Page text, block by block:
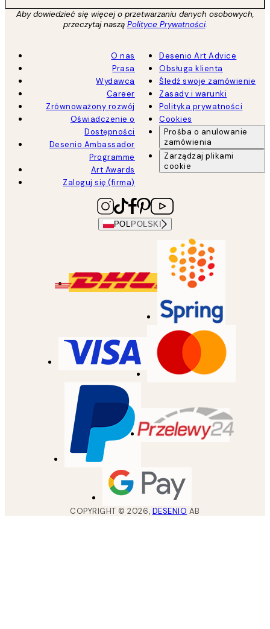
Aby dowiedzieć się więcej o przetwarzaniu danych osobowych,
przeczytaj naszą Polityce Prywatności.
O nas
Prasa
Wydawca
Career
Zrównoważony rozwój
Oświadczenie o
Dostępności
Desenio Ambassador
Programme
Art Awards
Zaloguj się (firma)
Desenio Art Advice
Obsługa klienta
Śledź swoje zamówienie
Zasady i warunki
Polityka prywatności
Cookies
Prośba o anulowanie
zamówienia
Zarządzaj plikami
cookie
POL POLSKI
COPYRIGHT ©2026, DESENIO AB